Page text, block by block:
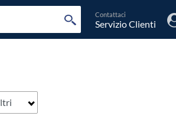
Contattaci
Servizio Clienti